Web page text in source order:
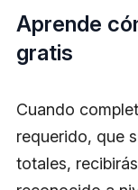
Aprende
gratis
Cuando
requerido, que
totales,